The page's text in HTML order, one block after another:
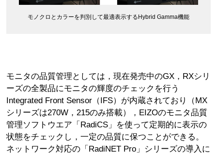
モノクロとカラーを判別して最適表示するHybrid Gamma機能
モニタの品質管理としては，現在発売中のGX，RXシリ
ーズの全製品にモニタの輝度のチェックを行う
Integrated Front Sensor（IFS）が内蔵されており（MX
シリーズは270W，215のみ搭載），EIZOのモニタ品質
管理ソフトウエア「RadiCS」を使って定期的に表示の
状態をチェックし，一定の品質に保つことができる。
ネットワーク対応の「RadiNET Pro」シリーズの導入に